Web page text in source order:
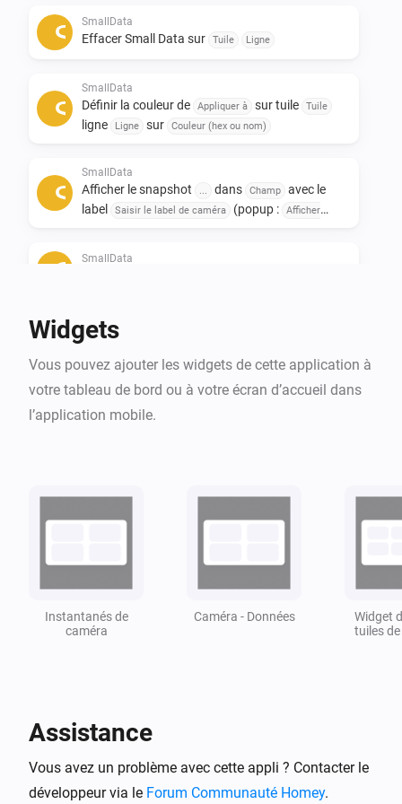
If you like this app, don't forget to give it a like!👍
certainly be appreciated! ❤️
Small data widgets!
besparen.
Oneindige mogelijkheden met het gebruik van
Toevoeging van Snapshots.
Alle data is flowcard gestuurd dus in elke flow te
Stel je wilt bij een bepaalde actie de temperaturen van
heel het huis zien is dit te regelen.
geven!👍
SmallData
Effacer Small Data sur Tuile Ligne
SmallData
Définir la couleur de Appliquer à sur tuile Tuile
ligne Ligne sur Couleur (hex ou nom)
SmallData
Afficher le snapshot dans Champ
avec le
label
Saisir le label de caméra (popup :
Afficher
SmallData
Widgets
Vous pouvez ajouter les widgets de cette application à
votre tableau de bord ou à votre écran d’accueil dans
l’application mobile.
Instantanés de
caméra
Caméra - Données
Widget
tuiles
Assistance
Vous avez un problème avec cette appli ? Contacter le
développeur via le Forum Communauté Homey.